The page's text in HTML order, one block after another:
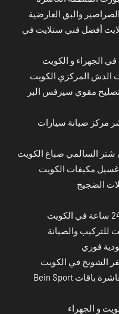
والبق العارضية
أفضل فني ستلايت في
الجهراء و الكويت
الدش المركزي الكويت
مقوي سيرفس البر
مركز صيانة سيارات
شتر السالمي صباغ الكويت
غسيل مكيفات الكويت
الضجيج
للتركيب والصيانة
فوري
الشويخ في الكويت
اشتراك بي ان سبورت المنطقة العاشرة باقات Bein Sport
و الجهراء